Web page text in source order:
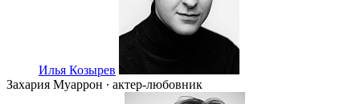
Илья Козырев
Захария Муаррон ∙ актер-любовник